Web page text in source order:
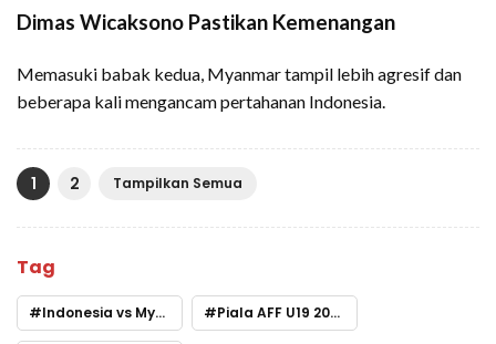
Dimas Wicaksono Pastikan Kemenangan
Memasuki babak kedua, Myanmar tampil lebih agresif dan
beberapa kali mengancam pertahanan Indonesia.
1 2 Tampilkan Semua
Tag
Indonesia vs Myanmar Piala AFF U19 2026